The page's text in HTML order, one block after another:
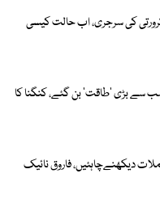
کی سرجری، اب حالت کیسی
سے بڑی ’طاقت‘ بن گئے، کنگنا کا
دیکھنےچاہئیں، فاروق نائیک